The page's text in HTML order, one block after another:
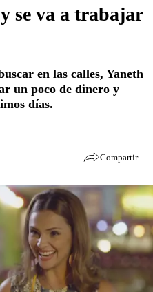
se va a trabajar
en las calles, Yaneth
un poco de dinero y
días.
Compartir